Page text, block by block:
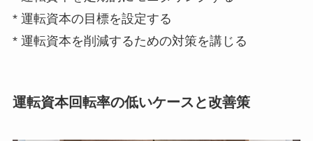
* 運転資本の目標を設定する
* 運転資本を削減するための対策を講じる
運転資本回転率の低いケースと改善策